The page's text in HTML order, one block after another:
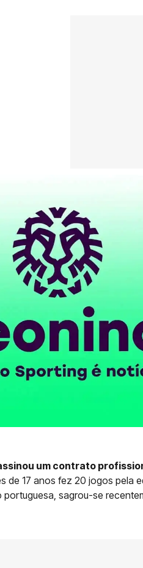
um contrato
de 17 anos fez 20 jogos pela
sagrou-se